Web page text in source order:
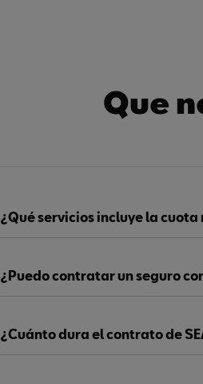
Que
¿Qué servicios incluye la cuota
¿Puedo contratar un seguro con
¿Cuánto dura el contrato de